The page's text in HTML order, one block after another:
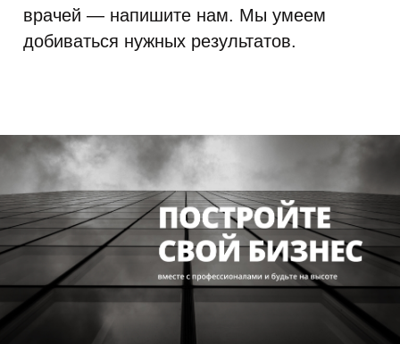
врачей — напишите нам. Мы умеем
добиваться нужных результатов.